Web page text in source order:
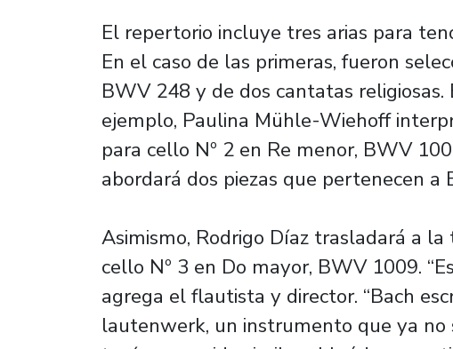
El repertorio incluye tres arias para
En el caso de las primeras, fueron
BWV 248 y de dos cantatas
ejemplo, Paulina Mühle-Wiehoff
para cello Nº 2 en Re menor, BWV
abordará dos piezas que pertenecen a
Asimismo, Rodrigo Díaz trasladará a
cello Nº 3 en Do mayor, BWV 1009.
agrega el flautista y director. “Bach
lautenwerk, un instrumento que ya no